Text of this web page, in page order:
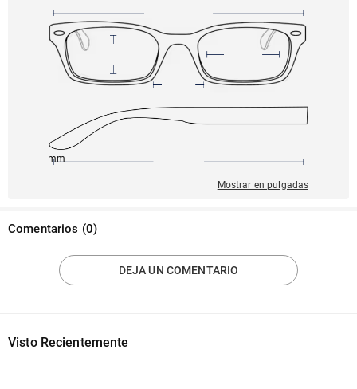
145mm
Mostrar en pulgadas
Comentarios (0)
DEJA UN COMENTARIO
Visto Recientemente